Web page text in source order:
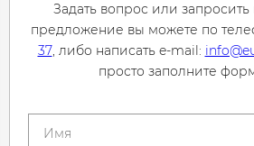
Задать вопрос или
предложение вы можете по
37, либо написать e-mail:
просто заполните